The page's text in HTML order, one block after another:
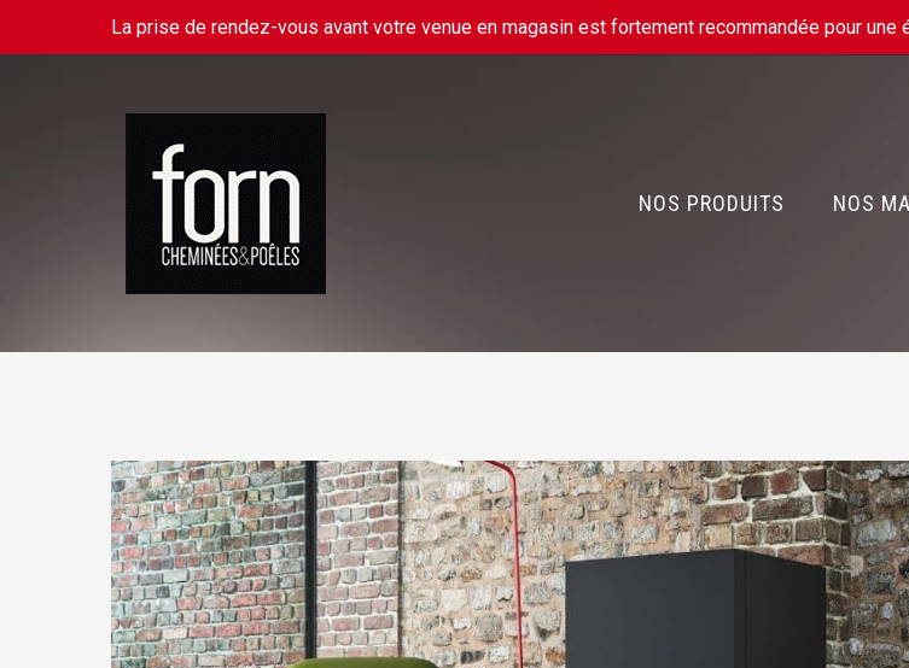
La prise de rendez-vous avant votre venue en magasin est fortement recommandée pour une
NOS PRODUITS NOS